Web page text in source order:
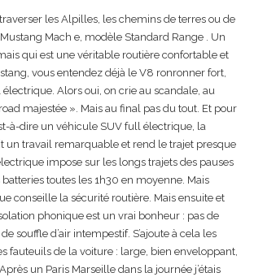
les Alpilles, les chemins de terres ou de
Mach e, modèle Standard Range . Un
qui est une véritable routière confortable et
vous entendez déjà le V8 ronronner fort,
électrique. Alors oui, on crie au scandale, au
majestée ». Mais au final pas du tout. Et pour
à-dire un véhicule SUV full électrique, la
un travail remarquable et rend le trajet presque
impose sur les longs trajets des pauses
toutes les 1h30 en moyenne. Mais
conseille la sécurité routière. Mais ensuite et
phonique est un vrai bonheur : pas de
souffle d’air intempestif. S’ajoute à cela les
fauteuils de la voiture : large, bien enveloppant,
un Paris Marseille dans la journée j’étais